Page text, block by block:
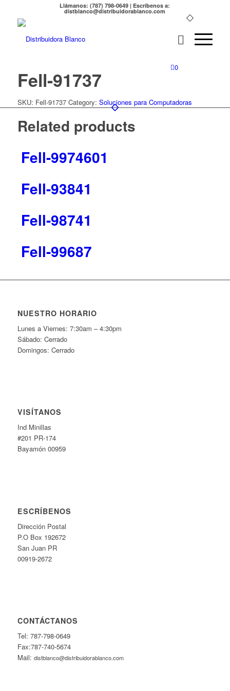
Llámanos: (787) 798-0649 | Escríbenos a:
distblanco@distribuidorablanco.com
0
Fell-91737
SKU: Fell-91737 Category: Soluciones para Computadoras
Related products
Fell-9974601
Fell-93841
Fell-98741
Fell-99687
NUESTRO HORARIO
Lunes a Viernes: 7:30am – 4:30pm
Sábado: Cerrado
Domingos: Cerrado
VISÍTANOS
Ind Minillas
#201 PR-174
Bayamón 00959
ESCRÍBENOS
Dirección Postal
P.O Box 192672
San Juan PR
00919-2672
CONTÁCTANOS
Tel: 787-798-0649
Fax:787-740-5674
Mail: distblanco@distribuidorablanco.com